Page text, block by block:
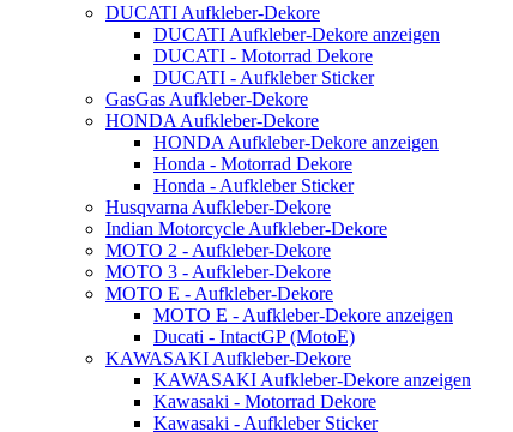
DUCATI Aufkleber-Dekore
DUCATI Aufkleber-Dekore anzeigen
DUCATI - Motorrad Dekore
DUCATI - Aufkleber Sticker
GasGas Aufkleber-Dekore
HONDA Aufkleber-Dekore
HONDA Aufkleber-Dekore anzeigen
Honda - Motorrad Dekore
Honda - Aufkleber Sticker
Husqvarna Aufkleber-Dekore
Indian Motorcycle Aufkleber-Dekore
MOTO 2 - Aufkleber-Dekore
MOTO 3 - Aufkleber-Dekore
MOTO E - Aufkleber-Dekore
MOTO E - Aufkleber-Dekore anzeigen
Ducati - IntactGP (MotoE)
KAWASAKI Aufkleber-Dekore
KAWASAKI Aufkleber-Dekore anzeigen
Kawasaki - Motorrad Dekore
Kawasaki - Aufkleber Sticker